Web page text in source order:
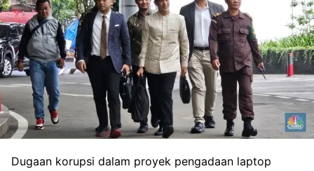
Dugaan korupsi dalam proyek pengadaan laptop